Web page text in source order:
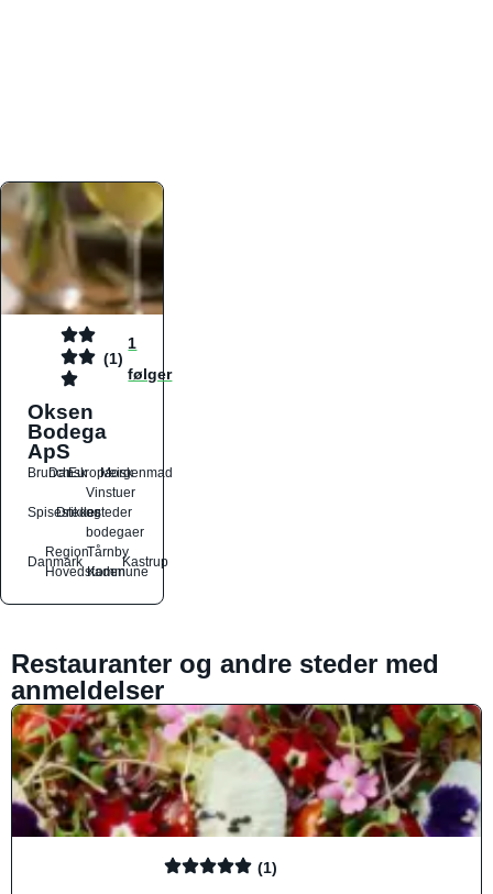
(1)
1
følger
Oksen
Bodega
ApS
Brunch
DanskEuropæiskMorgenmad
Spisesteder
Drikkesteder
Vinstuer
og
bodegaer
Danmark
Region
Hovedstaden
Tårnby
Kommune
Kastrup
Restauranter og andre steder med
anmeldelser
(1)